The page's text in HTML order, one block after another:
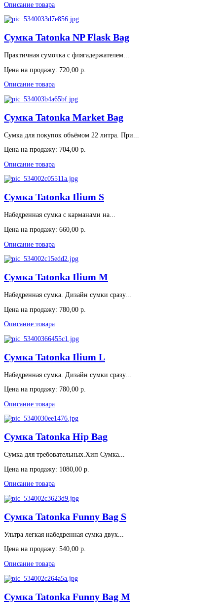
Описание товара
Сумка Tatonka NP Flask Bag
Практичная сумочка с флягадержателем...
Цена на продажу: 720,00 р.
Описание товара
Сумка Tatonka Market Bag
Сумка для покупок объёмом 22 литра. При...
Цена на продажу: 704,00 р.
Описание товара
Сумка Tatonka Ilium S
Набедренная сумка с карманами на...
Цена на продажу: 660,00 р.
Описание товара
Сумка Tatonka Ilium M
Набедренная сумка. Дизайн сумки сразу...
Цена на продажу: 780,00 р.
Описание товара
Сумка Tatonka Ilium L
Набедренная сумка. Дизайн сумки сразу...
Цена на продажу: 780,00 р.
Описание товара
Сумка Tatonka Hip Bag
Cумка для требовательных.Хип Сумка...
Цена на продажу: 1080,00 р.
Описание товара
Сумка Tatonka Funny Bag S
Ультра легкая набедренная сумка двух...
Цена на продажу: 540,00 р.
Описание товара
Сумка Tatonka Funny Bag M